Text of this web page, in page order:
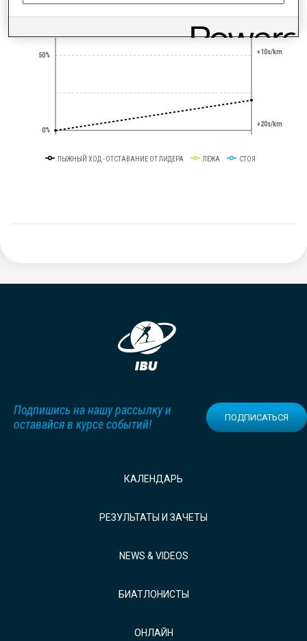
0%
50% +10s/km
+20s/km
ЛЫЖНЫЙ ХОД - ОТСТАВАНИЕ ОТ ЛИДЕРА ЛЕЖА СТОЯ
Подпишись на нашу рассылку и
оставайся в курсе событий!
ПОДПИСАТЬСЯ
КАЛЕНДАРЬ
РЕЗУЛЬТАТЫ И ЗАЧЕТЫ
NEWS & VIDEOS
БИАТЛОНИСТЫ
ОНЛАЙН